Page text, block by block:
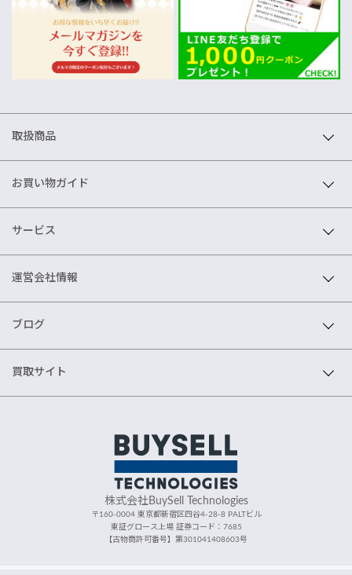
取扱商品
お買い物ガイド
サービス
運営会社情報
ブログ
買取サイト
株式会社BuySell Technologies
〒160-0004 東京都新宿区四谷4-28-8 PALTビル
東証グロース上場 証券コード：7685
【古物商許可番号】第301041408603号